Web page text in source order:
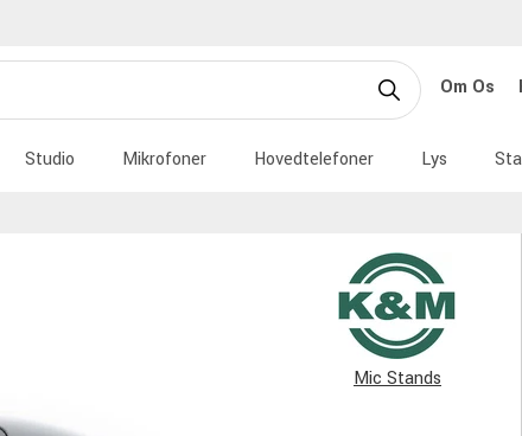
Om Os
Studio Mikrofoner Hovedtelefoner Lys
Mic Stands